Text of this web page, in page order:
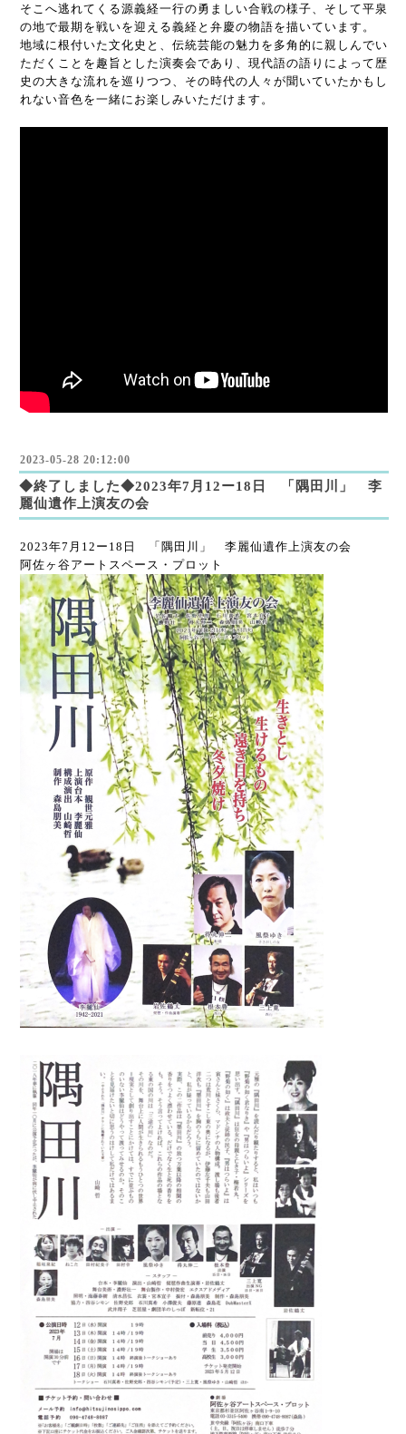
そこへ逃れてくる源義経一行の勇ましい合戦の様子、そして平泉
の地で最期を戦いを迎える義経と弁慶の物語を描いています。
地域に根付いた文化史と、伝統芸能の魅力を多角的に親しんでい
ただくことを趣旨とした演奏会であり、現代語の語りによって歴
史の大きな流れを巡りつつ、その時代の人々が聞いていたかもし
れない音色を一緒にお楽しみいただけます。
2023-05-28 20:12:00
◆終了しました◆2023年7月12ー18日 「隅田川」 李
麗仙遺作上演友の会
2023年7月12ー18日 「隅田川」 李麗仙遺作上演友の会
阿佐ヶ谷アートスペース・プロット